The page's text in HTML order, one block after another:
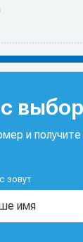
и получите
зовут